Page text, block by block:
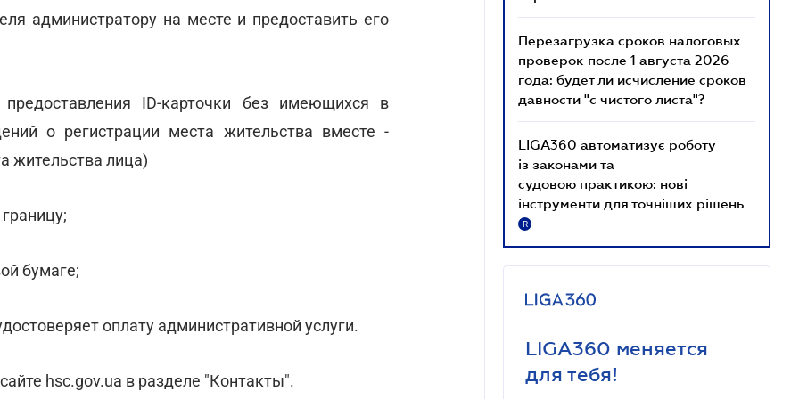
администратору на месте и предоставить его
ID-карточки без имеющихся в
о регистрации места жительства вместе -
жительства лица)
бумаге;
оплату административной услуги.
hsc.gov.ua в разделе "Контакты".
Перезагрузка сроков налоговых
проверок после 1 августа 2026
года: будет ли исчисление сроков
давности "с чистого листа"?
LIGA360 автоматизує роботу
із законами та
судовою практикою: нові
інструменти для точніших рішень
R
LIGA360 меняется
для тебя!